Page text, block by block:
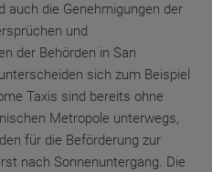
auch die Genehmigungen der
und
der Behörden in San
sich zum Beispiel
Taxis sind bereits ohne
Metropole unterwegs,
für die Beförderung zur
nach Sonnenuntergang. Die